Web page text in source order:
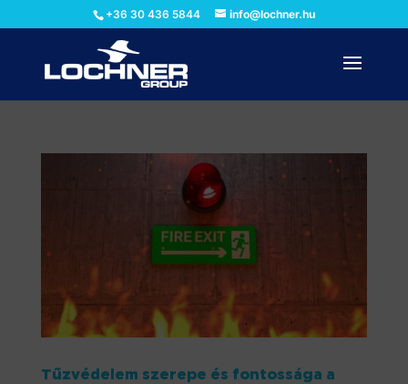
+36 30 436 5844 info@lochner.hu
Tűzvédelem szerepe és fontossága a